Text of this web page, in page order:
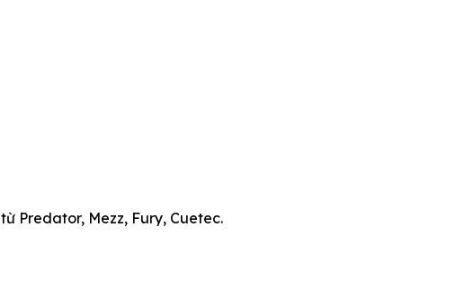
Predator, Mezz, Fury, Cuetec.